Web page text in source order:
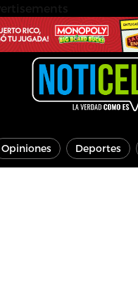
Opiniones Deportes